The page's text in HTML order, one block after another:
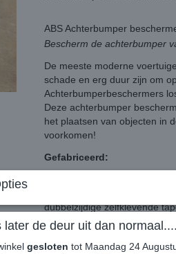
ABS Achterbumper
Bescherm de achterbumper
De meeste moderne
schade en erg duur zijn om
Achterbumperbeschermers
Deze achterbumper
het plaatsen van objecten in
voorkomen!
Gefabriceerd:
De
getrimd om een perfecte
dubbelzijdige zelfklevende
bumper voor een optimale
Montage:
later de deur uit dan
gesloten tot Maandag 24